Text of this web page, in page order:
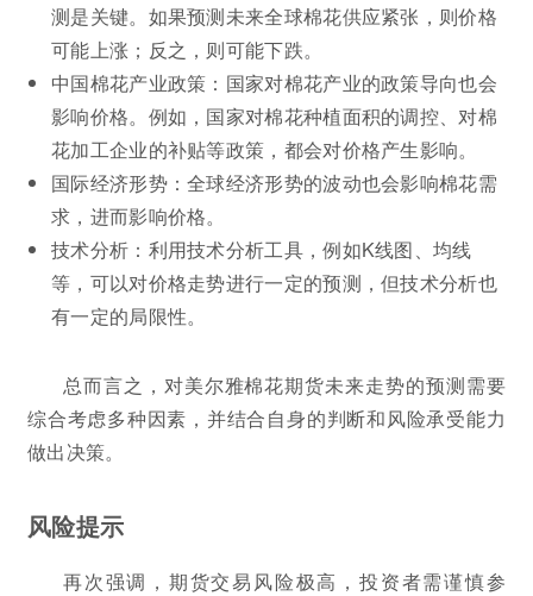
测是关键。如果预测未来全球棉花供应紧张，则价格
可能上涨；反之，则可能下跌。
中国棉花产业政策：国家对棉花产业的政策导向也会
影响价格。例如，国家对棉花种植面积的调控、对棉
花加工企业的补贴等政策，都会对价格产生影响。
国际经济形势：全球经济形势的波动也会影响棉花需
求，进而影响价格。
技术分析：利用技术分析工具，例如K线图、均线
等，可以对价格走势进行一定的预测，但技术分析也
有一定的局限性。
总而言之，对美尔雅棉花期货未来走势的预测需要
综合考虑多种因素，并结合自身的判断和风险承受能力
做出决策。
风险提示
再次强调，期货交易风险极高，投资者需谨慎参